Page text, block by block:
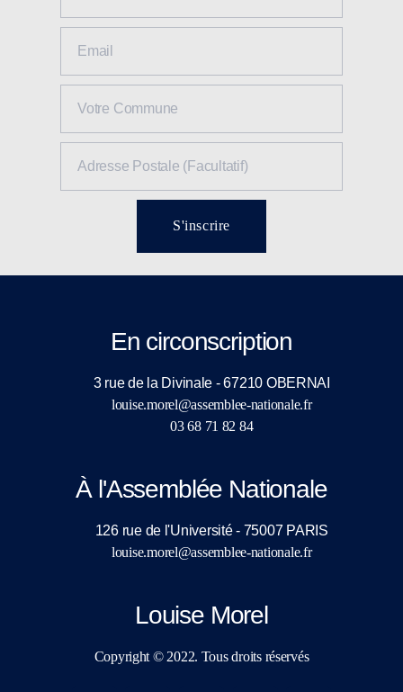
S'inscrire
En circonscription
3 rue de la Divinale - 67210 OBERNAI
louise.morel@assemblee-nationale.fr
03 68 71 82 84
À l'Assemblée Nationale
126 rue de l'Université - 75007 PARIS
louise.morel@assemblee-nationale.fr
Louise Morel
Copyright © 2022. Tous droits réservés